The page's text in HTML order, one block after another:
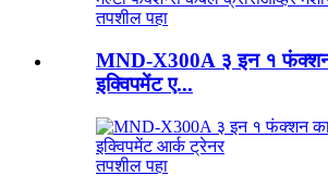
तपशील पहा
MND-X300A ३ इन १ फंक्शन
इक्विपमेंट ए...
तपशील पहा